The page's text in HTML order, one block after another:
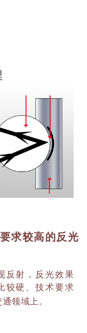
求较高的反光
反射，反光效果
较硬、技术要求
领域上。